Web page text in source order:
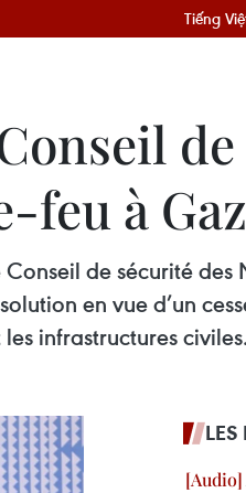
Tiếng
feu à
de sécurité des
en vue d’un
infrastructures civiles.
LES